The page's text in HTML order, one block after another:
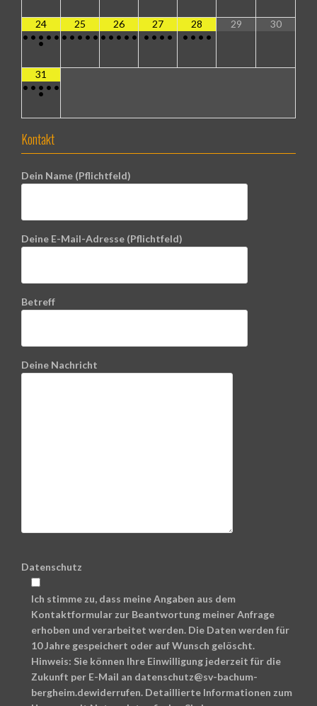
24
• • • • •
•
25
• • • • •
26
• • • • •
27
• • • •
28
• • • •
29 30
31
• • • • •
•
Kontakt
Dein Name (Pflichtfeld)
Deine E-Mail-Adresse (Pflichtfeld)
Betreff
Deine Nachricht
Datenschutz
Ich stimme zu, dass meine Angaben aus dem
Kontaktformular zur Beantwortung meiner Anfrage
erhoben und verarbeitet werden. Die Daten werden für
10 Jahre gespeichert oder auf Wunsch gelöscht.
Hinweis: Sie können Ihre Einwilligung jederzeit für die
Zukunft per E-Mail an datenschutz@sv-bachum-
bergheim.dewiderrufen. Detaillierte Informationen zum